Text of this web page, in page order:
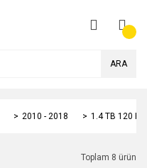
ARA
2010 - 2018 1.4 TB 120 HP
Toplam 8 ürün